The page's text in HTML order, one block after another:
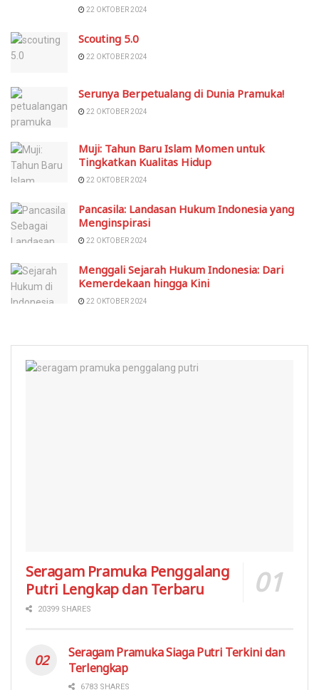
22 OKTOBER 2024
Scouting 5.0
22 OKTOBER 2024
Serunya Berpetualang di Dunia Pramuka!
22 OKTOBER 2024
Muji: Tahun Baru Islam Momen untuk
Tingkatkan Kualitas Hidup
22 OKTOBER 2024
Pancasila: Landasan Hukum Indonesia yang
Menginspirasi
22 OKTOBER 2024
Menggali Sejarah Hukum Indonesia: Dari
Kemerdekaan hingga Kini
22 OKTOBER 2024
Seragam Pramuka Penggalang
Putri Lengkap dan Terbaru
20399 SHARES
Seragam Pramuka Siaga Putri Terkini dan
Terlengkap
6783 SHARES